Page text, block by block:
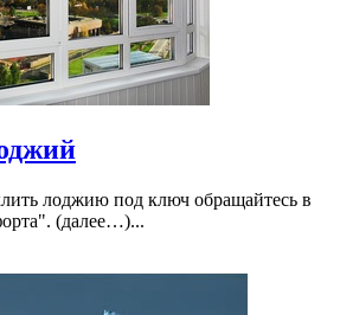
лоджию под ключ обращайтесь в
(далее…)...